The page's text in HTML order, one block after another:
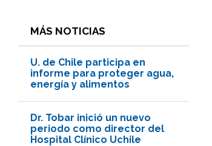
MÁS NOTICIAS
U. de Chile participa en
informe para proteger agua,
energía y alimentos
Dr. Tobar inició un nuevo
periodo como director del
Hospital Clínico Uchile